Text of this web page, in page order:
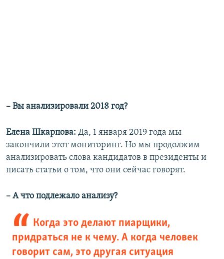
– Вы анализировали 2018 год?
Елена Шкарпова: Да, 1 января 2019 года мы
закончили этот мониторинг. Но мы продолжим
анализировать слова кандидатов в президенты и
писать статьи о том, что они сейчас говорят.
– А что подлежало анализу?
Когда это делают пиарщики,
придраться не к чему. А когда человек
говорит сам, это другая ситуация